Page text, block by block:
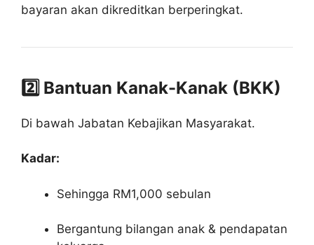
bayaran akan dikreditkan berperingkat.
2️⃣ Bantuan Kanak-Kanak (BKK)
Di bawah Jabatan Kebajikan Masyarakat.
Kadar:
Sehingga RM1,000 sebulan
Bergantung bilangan anak & pendapatan